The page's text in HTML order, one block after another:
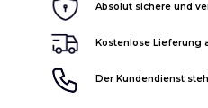
Absolut sichere und
Kostenlose Lieferung
Der Kundendienst